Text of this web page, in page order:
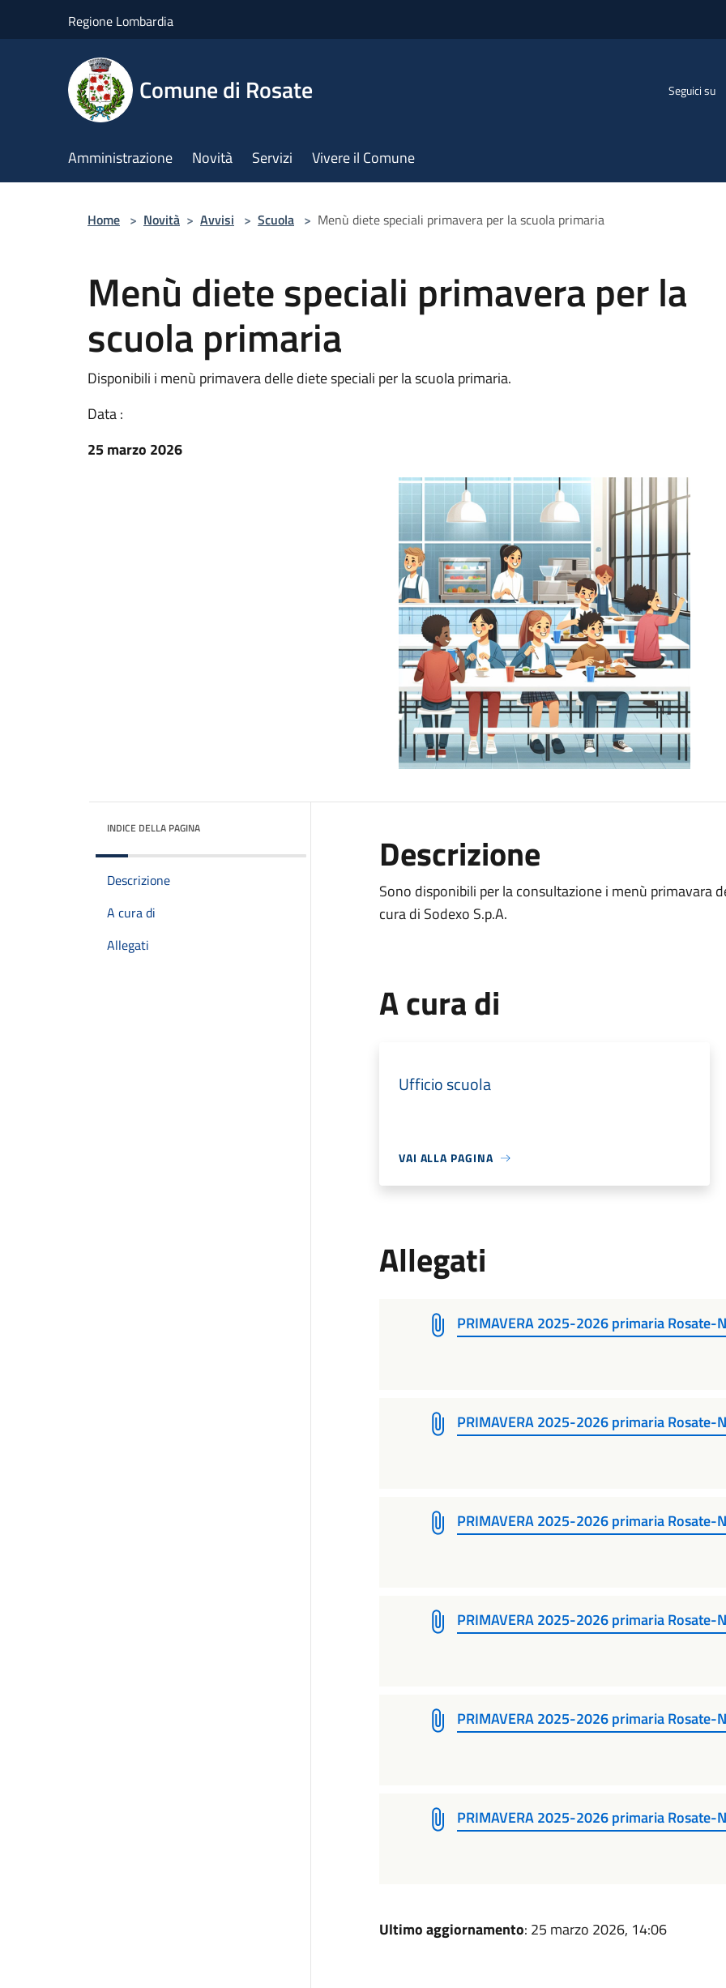
Regione Lombardia
Comune di Rosate Seguici su
Amministrazione Novità Servizi Vivere il Comune
Home > Novità > Avvisi > Scuola > Menù diete speciali primavera per la scuola primaria
Menù diete speciali primavera per la
scuola primaria
Disponibili i menù primavera delle diete speciali per la scuola primaria.
Data :
25 marzo 2026
INDICE DELLA PAGINA
Descrizione
A cura di
Allegati
Descrizione
Sono disponibili per la consultazione i menù primavara
cura di Sodexo S.p.A.
A cura di
Ufficio scuola
VAI ALLA PAGINA
Allegati
PRIMAVERA 2025-2026 primaria Rosate-
PRIMAVERA 2025-2026 primaria Rosate-
PRIMAVERA 2025-2026 primaria Rosate-
PRIMAVERA 2025-2026 primaria Rosate-
PRIMAVERA 2025-2026 primaria Rosate-
PRIMAVERA 2025-2026 primaria Rosate-
Ultimo aggiornamento: 25 marzo 2026, 14:06